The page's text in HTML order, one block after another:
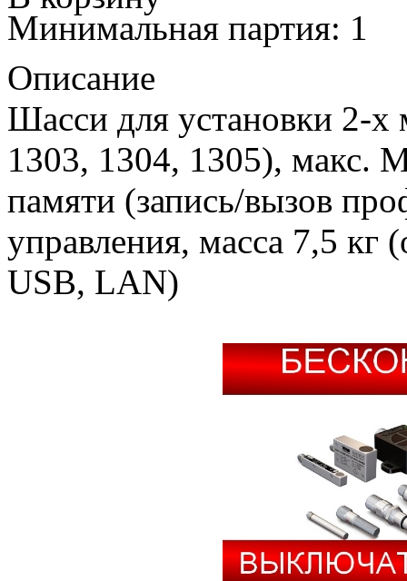
Минимальная партия: 1
Описание
Шасси для установки 2-
1303, 1304, 1305), макс.
памяти (запись/вызов
управления, масса 7,5 кг
USB, LAN)